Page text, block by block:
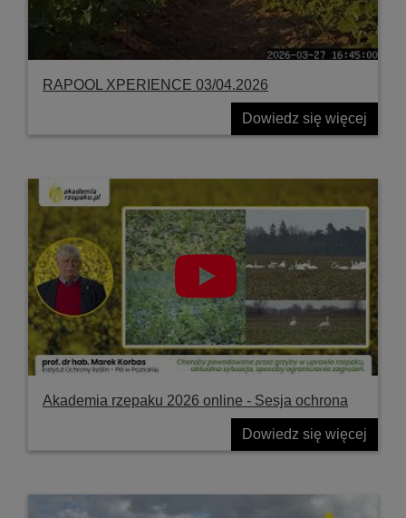
RAPOOL XPERIENCE 03/04.2026
Dowiedz się więcej
Akademia rzepaku 2026 online - Sesja ochrona
Dowiedz się więcej